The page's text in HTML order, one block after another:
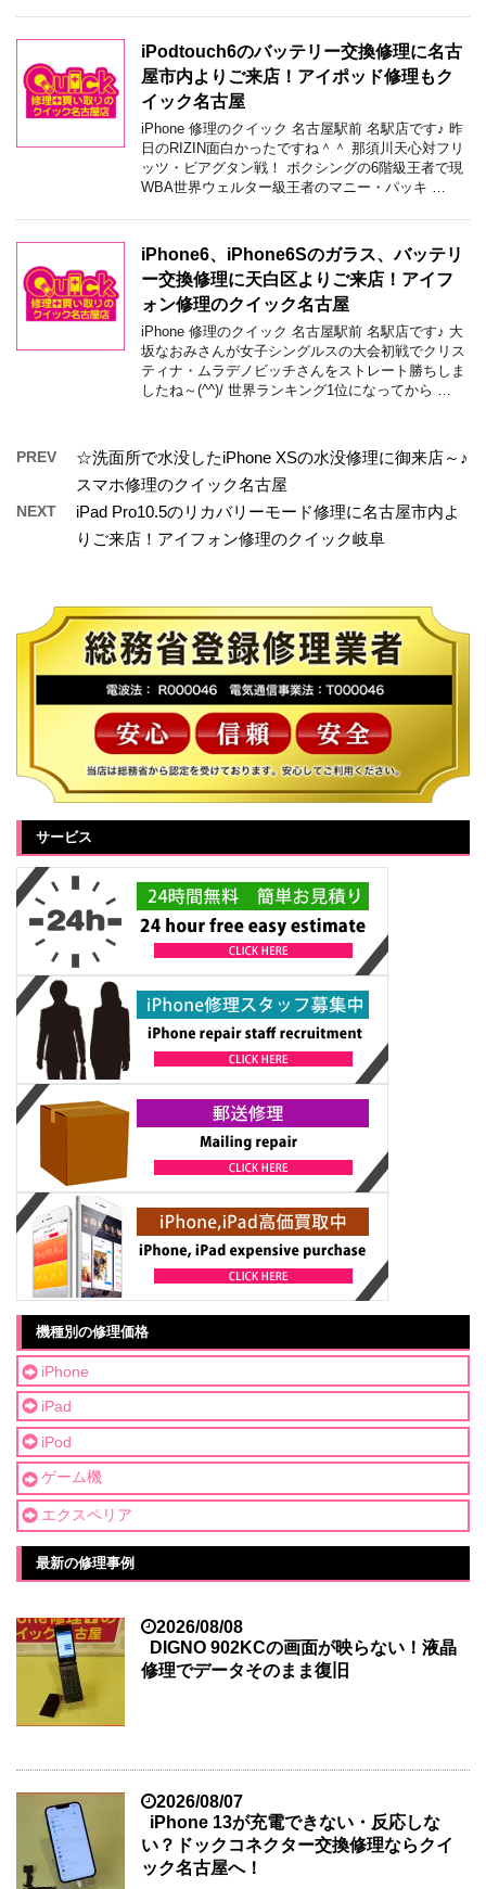
iPodtouch6のバッテリー交換修理に名古
屋市内よりご来店！アイポッド修理もク
イック名古屋
iPhone 修理のクイック 名古屋駅前 名駅店です♪ 昨
日のRIZIN面白かったですね＾＾ 那須川天心対フリ
ッツ・ビアグタン戦！ ボクシングの6階級王者で現
WBA世界ウェルター級王者のマニー・パッキ …
iPhone6、iPhone6Sのガラス、バッテリ
ー交換修理に天白区よりご来店！アイフ
ォン修理のクイック名古屋
iPhone 修理のクイック 名古屋駅前 名駅店です♪ 大
坂なおみさんが女子シングルスの大会初戦でクリス
ティナ・ムラデノビッチさんをストレート勝ちしま
したね～(^^)/ 世界ランキング1位になってから …
PREV
☆洗面所で水没したiPhone XSの水没修理に御来店～♪
スマホ修理のクイック名古屋
NEXT
iPad Pro10.5のリカバリーモード修理に名古屋市内よ
りご来店！アイフォン修理のクイック岐阜
サービス
機種別の修理価格
iPhone
iPad
iPod
ゲーム機
エクスペリア
最新の修理事例
2026/08/08
DIGNO 902KCの画面が映らない！液晶
修理でデータそのまま復旧
2026/08/07
iPhone 13が充電できない・反応しな
い？ドックコネクター交換修理ならクイ
ック名古屋へ！